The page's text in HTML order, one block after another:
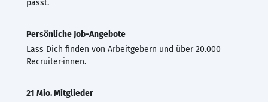
passt.
Persönliche Job-Angebote
Lass Dich finden von Arbeitgebern und über 20.000
Recruiter·innen.
21 Mio. Mitglieder